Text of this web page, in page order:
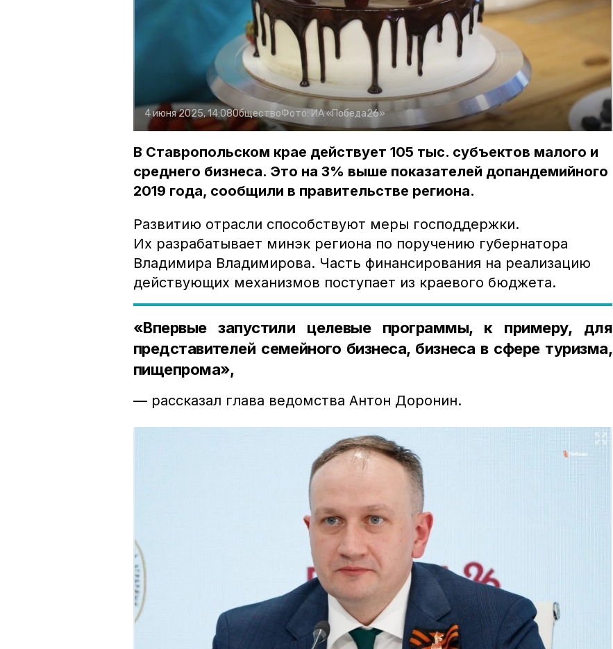
4 июня 2025, 14:08ОбществоФото: ИА «Победа26»
В Ставропольском крае действует 105 тыс. субъектов малого и
среднего бизнеса. Это на 3% выше показателей допандемийного
2019 года, сообщили в правительстве региона.
Развитию отрасли способствуют меры господдержки.
Их разрабатывает минэк региона по поручению губернатора
Владимира Владимирова. Часть финансирования на реализацию
действующих механизмов поступает из краевого бюджета.
«Впервые запустили целевые программы, к примеру, для
представителей семейного бизнеса, бизнеса в сфере туризма,
пищепрома»,
— рассказал глава ведомства Антон Доронин.